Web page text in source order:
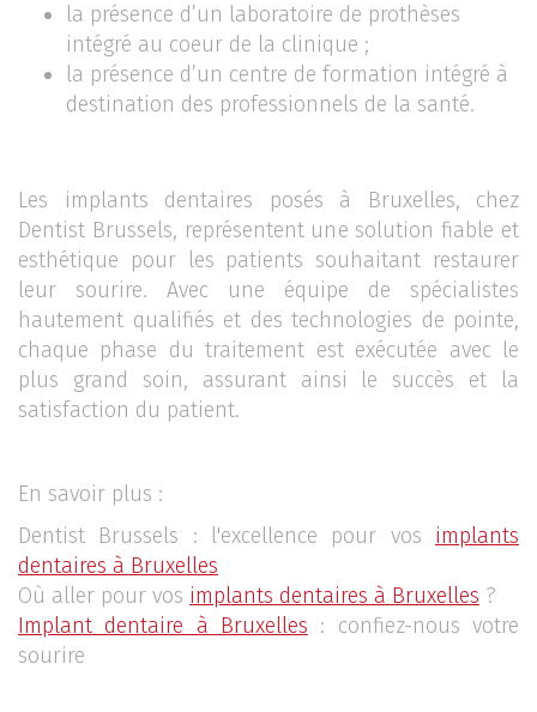
la présence d’un laboratoire de prothèses
intégré au coeur de la clinique ;
la présence d’un centre de formation intégré à
destination des professionnels de la santé.
Les implants dentaires posés à Bruxelles, chez
Dentist Brussels, représentent une solution fiable et
esthétique pour les patients souhaitant restaurer
leur sourire. Avec une équipe de spécialistes
hautement qualifiés et des technologies de pointe,
chaque phase du traitement est exécutée avec le
plus grand soin, assurant ainsi le succès et la
satisfaction du patient.
En savoir plus :
Dentist Brussels : l'excellence pour vos implants
dentaires à Bruxelles
Où aller pour vos implants dentaires à Bruxelles ?
Implant dentaire à Bruxelles : confiez-nous votre
sourire